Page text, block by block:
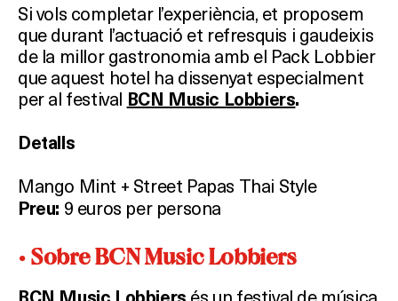
Si vols completar l’experiència, et proposem
que durant l’actuació et refresquis i gaudeixis
de la millor gastronomia amb el Pack Lobbier
que aquest hotel ha dissenyat especialment
per al festival BCN Music Lobbiers.
Detalls
Mango Mint + Street Papas Thai Style
Preu: 9 euros per persona
• Sobre BCN Music Lobbiers